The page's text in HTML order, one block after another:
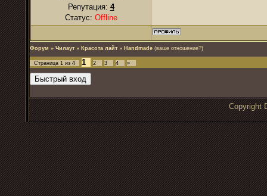
Репутация: 4
Статус: Offline
Форум » Чилаут » Красота лайт » Handmade (ваше отношение?)
Страница 1 из 4 1 2 3 4 »
Copyright